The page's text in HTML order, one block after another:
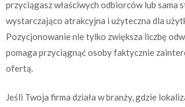
przyciągasz właściwych odbiorców lub sama
wystarczająco atrakcyjna i użyteczna dla
Pozycjonowanie nie tylko zwiększa liczbę
pomaga przyciągnąć osoby faktycznie
ofertą.
Jeśli Twoja firma działa w branży, gdzie